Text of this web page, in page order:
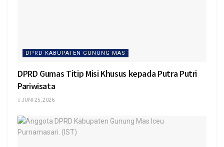
DPRD KABUPATEN GUNUNG MAS
DPRD Gumas Titip Misi Khusus kepada Putra Putri
Pariwisata
JUNI 25, 2026